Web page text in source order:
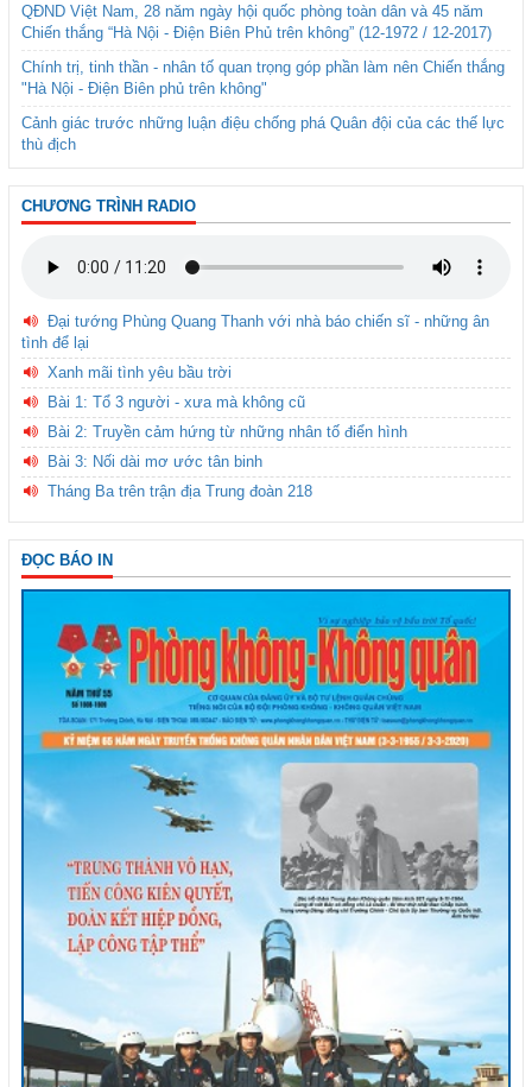
QĐND Việt Nam, 28 năm ngày hội quốc phòng toàn dân và 45 năm
Chiến thắng “Hà Nội - Điện Biên Phủ trên không” (12-1972 / 12-2017)
Chính trị, tinh thần - nhân tố quan trọng góp phần làm nên Chiến thắng
"Hà Nội - Điện Biên phủ trên không"
Cảnh giác trước những luận điệu chống phá Quân đội của các thế lực
thù địch
CHƯƠNG TRÌNH RADIO
Đại tướng Phùng Quang Thanh với nhà báo chiến sĩ - những ân
tình để lại
Xanh mãi tình yêu bầu trời
Bài 1: Tổ 3 người - xưa mà không cũ
Bài 2: Truyền cảm hứng từ những nhân tố điển hình
Bài 3: Nối dài mơ ước tân binh
Tháng Ba trên trận địa Trung đoàn 218
ĐỌC BÁO IN